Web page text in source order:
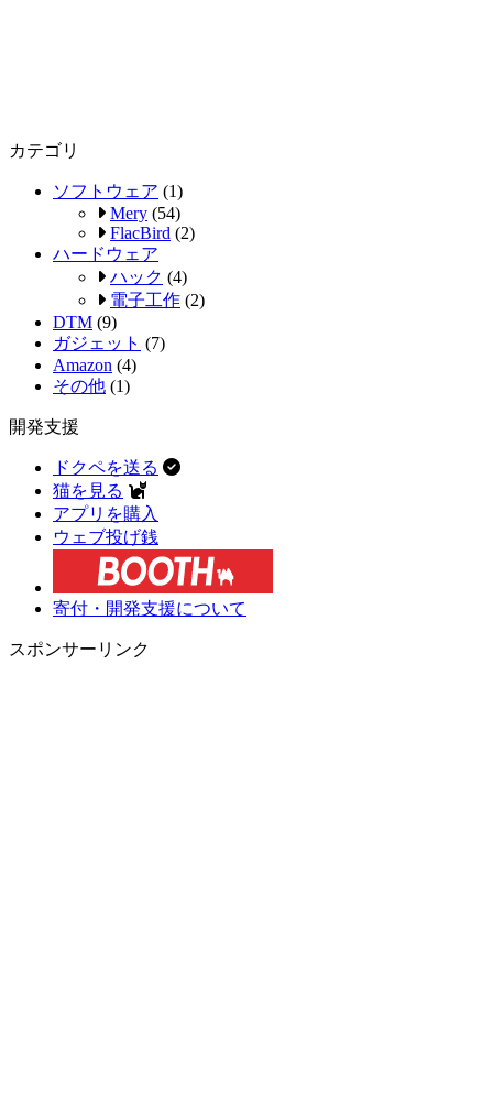
カテゴリ
ソフトウェア (1)
Mery (54)
FlacBird (2)
ハードウェア
ハック (4)
電子工作 (2)
DTM (9)
ガジェット (7)
Amazon (4)
その他 (1)
開発支援
ドクペを送る
猫を見る
アプリを購入
ウェブ投げ銭
寄付・開発支援について
スポンサーリンク